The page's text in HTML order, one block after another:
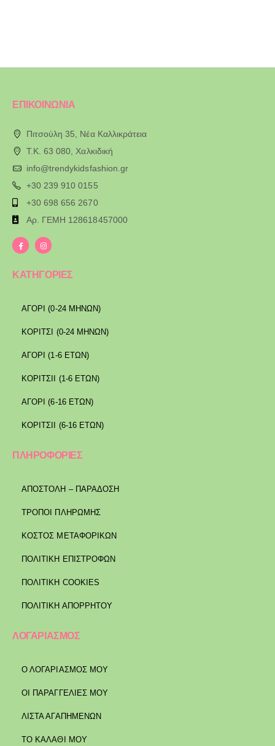
ΕΠΙΚΟΙΝΩΝΙΑ
Πιτσούλη 35, Νέα Καλλικράτεια
T.K. 63 080, Χαλκιδική
info@trendykidsfashion.gr
+30 239 910 0155
+30 698 656 2670
Αρ. ΓΕΜΗ 128618457000
ΚΑΤΗΓΟΡΙΕΣ
ΑΓΟΡΙ (0-24 ΜΗΝΩΝ)
ΚΟΡΙΤΣΙ (0-24 ΜΗΝΩΝ)
ΑΓΟΡΙ (1-6 ΕΤΩΝ)
ΚΟΡΙΤΣΙΙ (1-6 ΕΤΩΝ)
ΑΓΟΡΙ (6-16 ΕΤΩΝ)
ΚΟΡΙΤΣΙΙ (6-16 ΕΤΩΝ)
ΠΛΗΡΟΦΟΡΙΕΣ
ΑΠΟΣΤΟΛΉ – ΠΑΡΆΔΟΣΗ
ΤΡΌΠΟΙ ΠΛΗΡΩΜΉΣ
ΚΌΣΤΟΣ ΜΕΤΑΦΟΡΙΚΏΝ
ΠΟΛΙΤΙΚΉ ΕΠΙΣΤΡΟΦΏΝ
ΠΟΛΙΤΙΚΉ COOKIES
ΠΟΛΙΤΙΚΉ ΑΠΟΡΡΉΤΟΥ
ΛΟΓΑΡΙΑΣΜΟΣ
Ο ΛΟΓΑΡΙΑΣΜΟΣ ΜΟΥ
ΟΙ ΠΑΡΑΓΓΕΛΙΕΣ ΜΟΥ
ΛΙΣΤΑ ΑΓΑΠΗΜΕΝΩΝ
ΤΟ ΚΑΛΑΘΙ ΜΟΥ